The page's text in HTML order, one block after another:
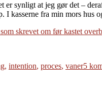
er synligt at jeg gør det –
kasserne fra min mors hus
skrevet om før kastet
, intention, proces, vaner5